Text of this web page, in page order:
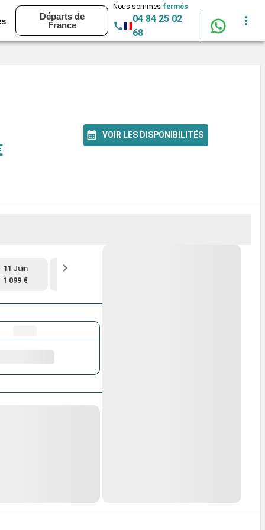
Départs de
France
Nous sommes fermés
04 84 25 02
68
VOIR LES DISPONIBILITÉS
11 Juin
1 099 €